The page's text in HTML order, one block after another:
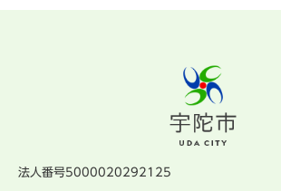
法人番号5000020292125